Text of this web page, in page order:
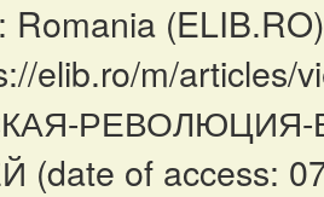
Romania
elib.ro/m/
РЕВОЛЮЦИЯ-
(date of access: